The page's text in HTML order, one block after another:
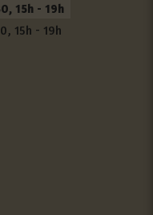
, 15h - 19h
, 15h - 19h